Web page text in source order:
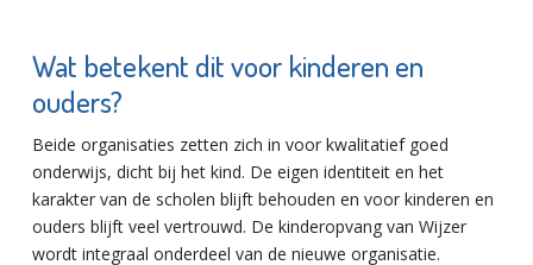
Wat betekent dit voor kinderen en
ouders?
Beide organisaties zetten zich in voor kwalitatief goed
onderwijs, dicht bij het kind. De eigen identiteit en het
karakter van de scholen blijft behouden en voor kinderen en
ouders blijft veel vertrouwd. De kinderopvang van Wijzer
wordt integraal onderdeel van de nieuwe organisatie.